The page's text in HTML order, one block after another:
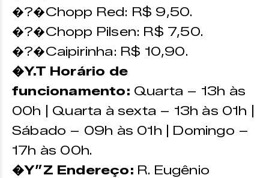
�?�Chopp Red: R$ 9,50.
�?�Chopp Pilsen: R$ 7,50.
�?�Caipirinha: R$ 10,90.
�Y.T Horário de
funcionamento: Quarta – 13h às
00h | Quarta à sexta – 13h às 01h |
Sábado – 09h às 01h | Domingo –
17h às 00h.
�Y”Z Endereço: R. Eugênio